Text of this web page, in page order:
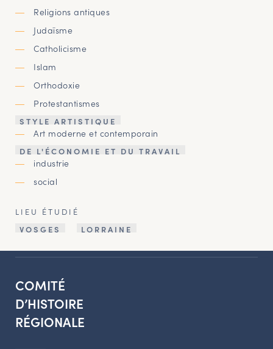
Religions antiques
Judaïsme
Catholicisme
Islam
Orthodoxie
Protestantismes
STYLE ARTISTIQUE
Art moderne et contemporain
DE L'ÉCONOMIE ET DU TRAVAIL
industrie
social
LIEU ÉTUDIÉ
VOSGES
LORRAINE
COMITÉ
D’HISTOIRE
RÉGIONALE